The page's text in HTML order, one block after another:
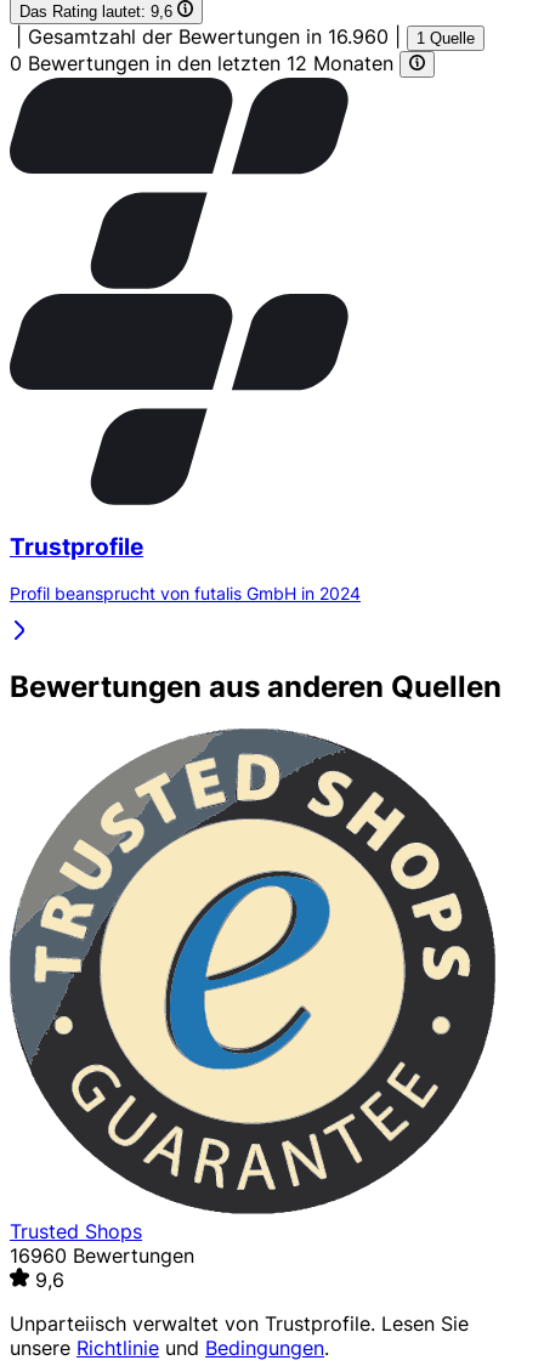
Das Rating lautet: 9,6
Gesamtzahl der Bewertungen in 16.960 1 Quelle
0 Bewertungen in den letzten 12 Monaten
Trustprofile
Profil beansprucht von futalis GmbH in 2024
Bewertungen aus anderen Quellen
Trusted Shops
16960 Bewertungen
9,6
Unparteiisch verwaltet von Trustprofile. Lesen Sie
unsere Richtlinie und Bedingungen.